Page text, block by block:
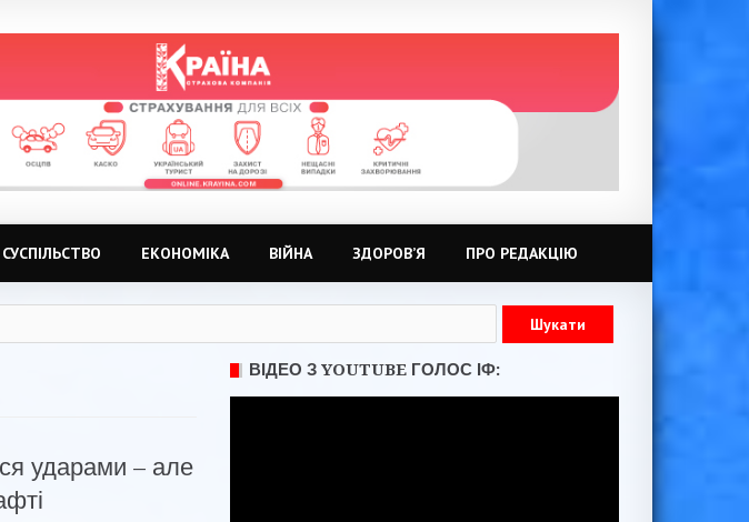
СУСПІЛЬСТВО ЕКОНОМІКА ВІЙНА ЗДОРОВ’Я ПРО РЕДАКЦІЮ
ударами – але
ВІДЕО З YOUTUBE ГОЛОС ІФ: